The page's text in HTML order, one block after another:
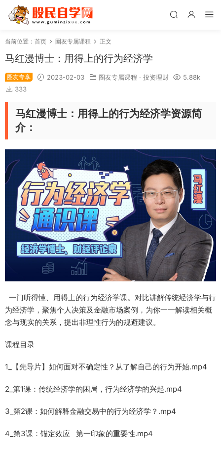
当前位置： 首页 圈友专属课程 正文
马红漫博士：用得上的行为经济学
圈友专享 2023-02-03 圈友专属课程 · 投资理财
5.88k
333
马红漫博士：用得上的行为经济学资源简
介：
一门听得懂、用得上的行为经济学课。对比讲解传统经济学与行
为经济学，聚焦个人决策及金融市场案例，为你一一解读相关概
念与现实的关系，提出非理性行为的规避建议。
课程目录
1_【先导片】如何面对不确定性？从了解自己的行为开始.mp4
2_第1课：传统经济学的困局，行为经济学的兴起.mp4
3_第2课：如何解释金融交易中的行为经济学？.mp4
4_第3课：锚定效应 第一印象的重要性.mp4